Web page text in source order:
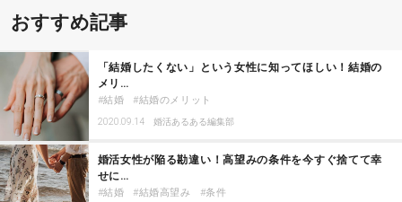
おすすめ記事
「結婚したくない」という女性に知ってほしい！結婚の
メリ…
結婚 結婚のメリット
2020.09.14 婚活あるある編集部
婚活女性が陥る勘違い！高望みの条件を今すぐ捨てて幸
せに…
結婚 結婚高望み 条件